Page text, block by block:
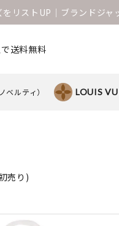
リストUP│ブランドジャ
送料無料
ノベルティ） LOUIS
売り)